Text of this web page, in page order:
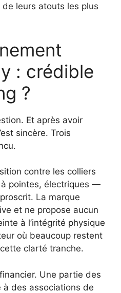
de leurs atouts les plus
: crédible
?
Et après avoir
sincère. Trois
contre les colliers
pointes, électriques —
La marque
et ne propose aucun
à l’intégrité physique
où beaucoup restent
clarté tranche.
Une partie des
des associations de